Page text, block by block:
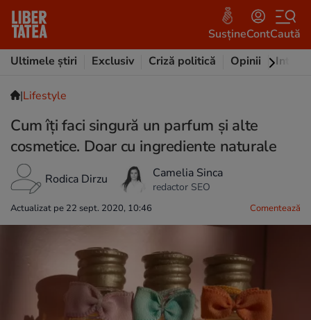
SusțineContCaută
Ultimele știri
Exclusiv Criză politică Opinii
|Lifestyle
Cum îți faci singură un parfum și alte
cosmetice. Doar cu ingrediente naturale
Rodica Dirzu Camelia Sinca
redactor SEO
Actualizat pe 22 sept. 2020, 10:46 Comentează